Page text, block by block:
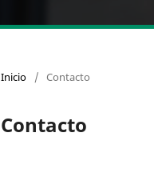
Inicio / Contacto
Contacto